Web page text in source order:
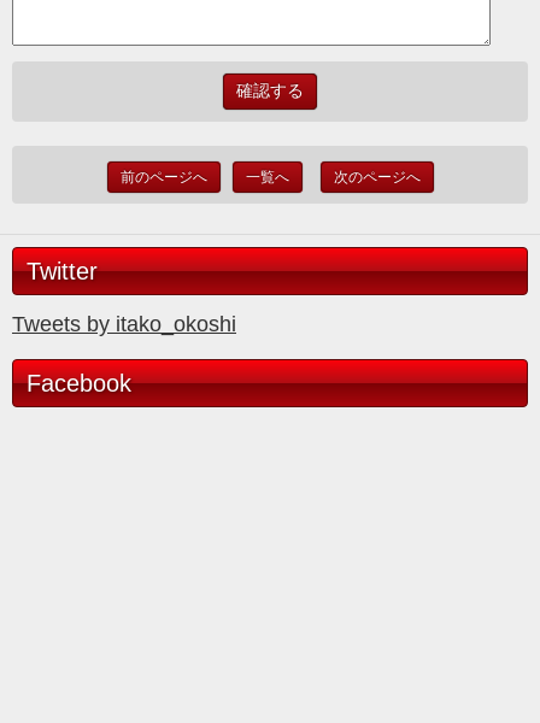
前のページへ 一覧へ 次のページへ
Twitter
Tweets by itako_okoshi
Facebook